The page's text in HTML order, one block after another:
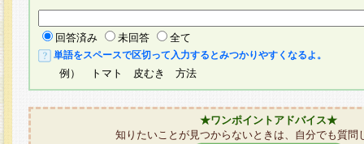
回答済み 未回答 全て
単語をスペースで区切って入力するとみつかりやすくなるよ。
例） トマト 皮むき 方法
★ワンポイントアドバイス★
知りたいことが見つからないときは、自分でも質問